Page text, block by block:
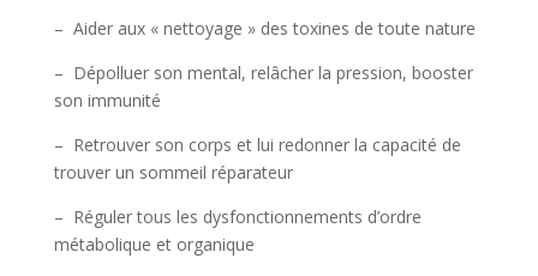
– Aider aux « nettoyage » des toxines de toute nature
– Dépolluer son mental, relâcher la pression, booster
son immunité
– Retrouver son corps et lui redonner la capacité de
trouver un sommeil réparateur
– Réguler tous les dysfonctionnements d’ordre
métabolique et organique